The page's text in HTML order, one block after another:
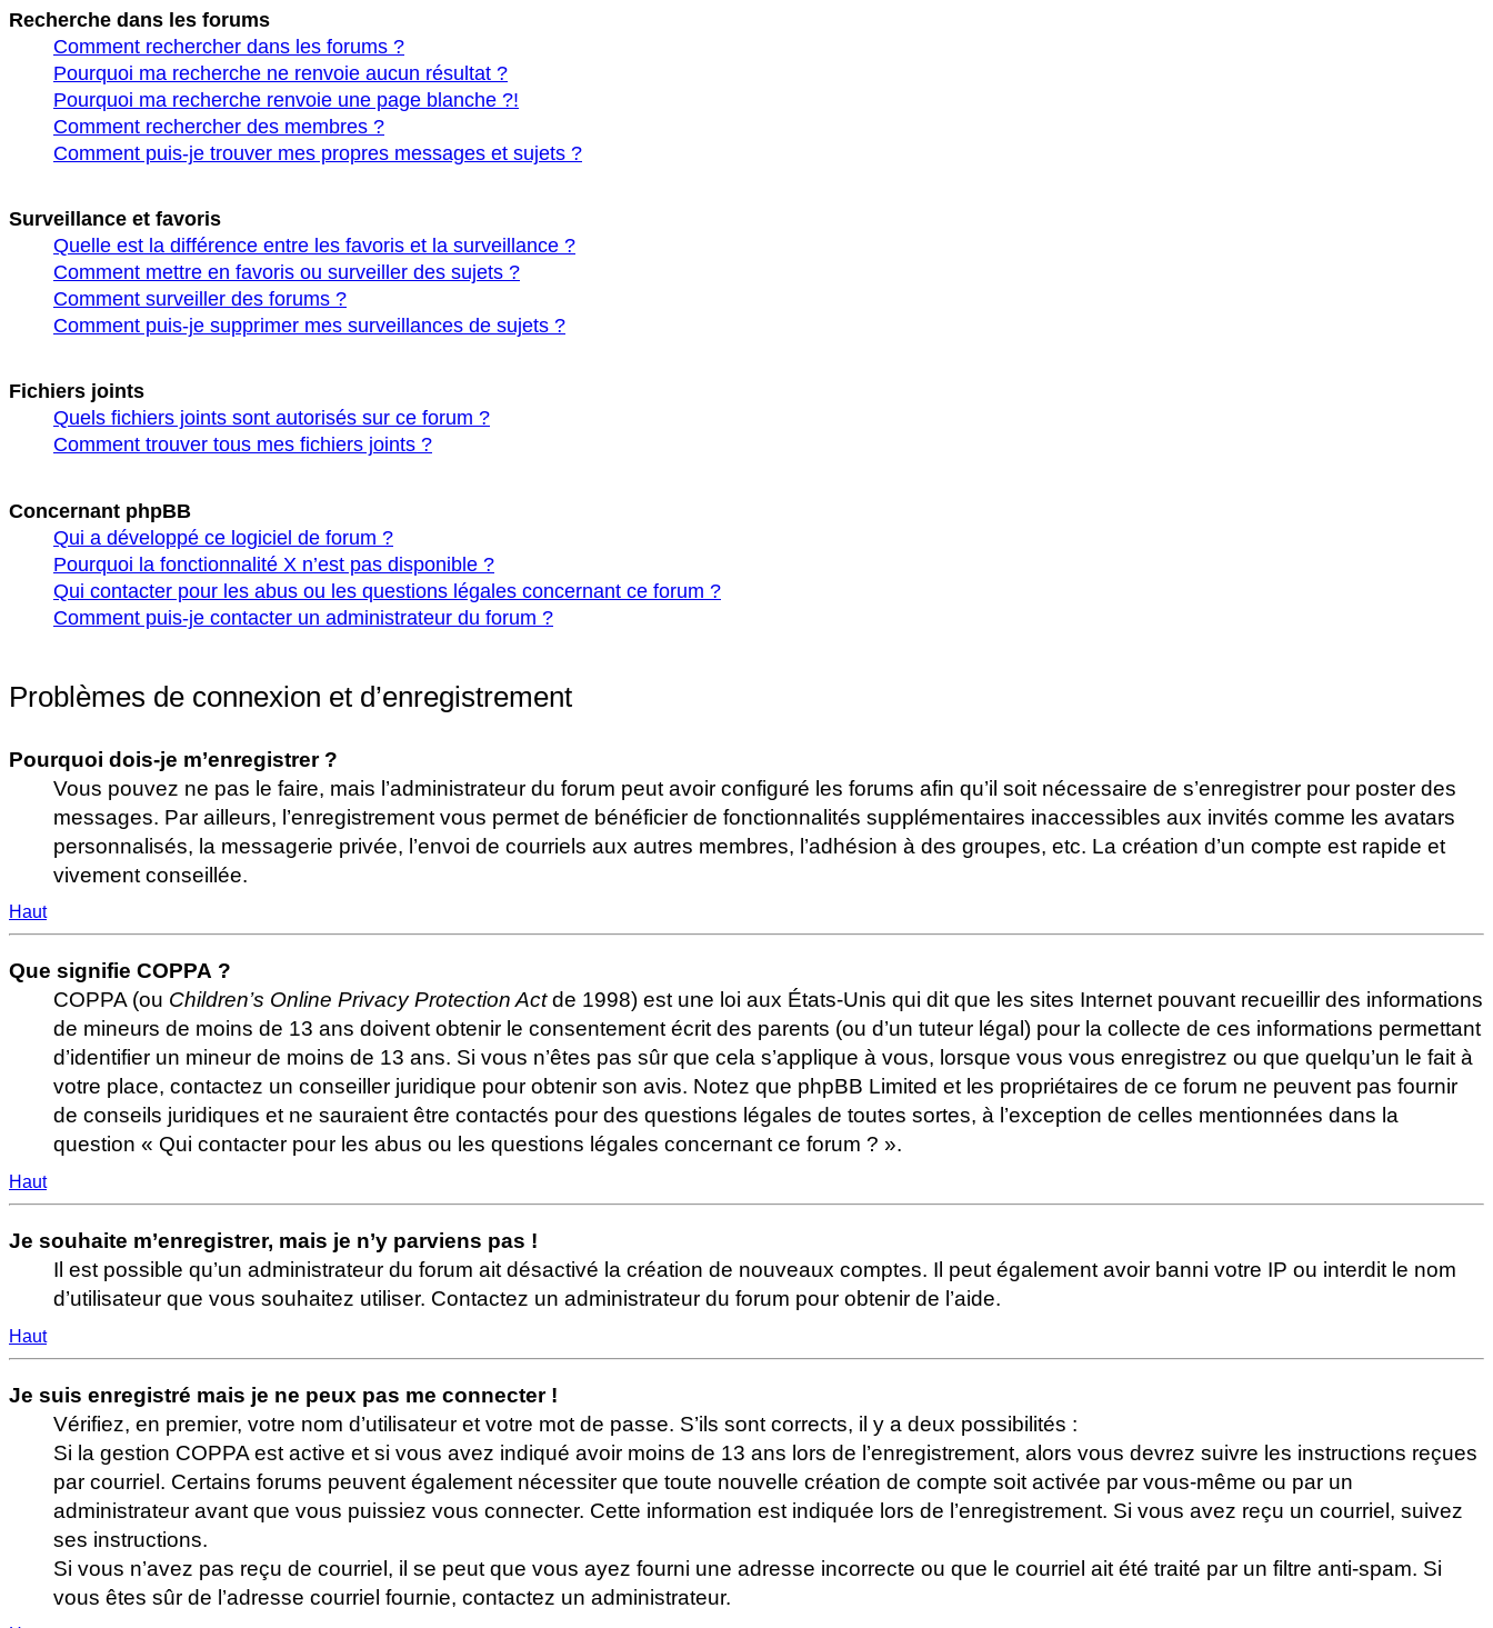
Recherche dans les forums
Comment rechercher dans les forums ?
Pourquoi ma recherche ne renvoie aucun résultat ?
Pourquoi ma recherche renvoie une page blanche ?!
Comment rechercher des membres ?
Comment puis-je trouver mes propres messages et sujets ?
Surveillance et favoris
Quelle est la différence entre les favoris et la surveillance ?
Comment mettre en favoris ou surveiller des sujets ?
Comment surveiller des forums ?
Comment puis-je supprimer mes surveillances de sujets ?
Fichiers joints
Quels fichiers joints sont autorisés sur ce forum ?
Comment trouver tous mes fichiers joints ?
Concernant phpBB
Qui a développé ce logiciel de forum ?
Pourquoi la fonctionnalité X n’est pas disponible ?
Qui contacter pour les abus ou les questions légales concernant ce forum ?
Comment puis-je contacter un administrateur du forum ?
Problèmes de connexion et d’enregistrement
Pourquoi dois-je m’enregistrer ?
Vous pouvez ne pas le faire, mais l’administrateur du forum peut avoir configuré les forums afin qu’il soit nécessaire de s’enregistrer pour poster des
messages. Par ailleurs, l’enregistrement vous permet de bénéficier de fonctionnalités supplémentaires inaccessibles aux invités comme les avatars
personnalisés, la messagerie privée, l’envoi de courriels aux autres membres, l’adhésion à des groupes, etc. La création d’un compte est rapide et
vivement conseillée.
Haut
Que signifie COPPA ?
COPPA (ou Children’s Online Privacy Protection Actde 1998) est une loi aux États-Unis qui dit que les sites Internet pouvant recueillir des informations
de mineurs de moins de 13 ans doivent obtenir le consentement écrit des parents (ou d’un tuteur légal) pour la collecte de ces informations permettant
d’identifier un mineur de moins de 13 ans. Si vous n’êtes pas sûr que cela s’applique à vous, lorsque vous vous enregistrez ou que quelqu’un le fait à
votre place, contactez un conseiller juridique pour obtenir son avis. Notez que phpBB Limited et les propriétaires de ce forum ne peuvent pas fournir
de conseils juridiques et ne sauraient être contactés pour des questions légales de toutes sortes, à l’exception de celles mentionnées dans la
question « Qui contacter pour les abus ou les questions légales concernant ce forum ? ».
Haut
Je souhaite m’enregistrer, mais je n’y parviens pas !
Il est possible qu’un administrateur du forum ait désactivé la création de nouveaux comptes. Il peut également avoir banni votre IP ou interdit le nom
d’utilisateur que vous souhaitez utiliser. Contactez un administrateur du forum pour obtenir de l’aide.
Haut
Je suis enregistré mais je ne peux pas me connecter !
Vérifiez, en premier, votre nom d’utilisateur et votre mot de passe. S’ils sont corrects, il y a deux possibilités :
Si la gestion COPPA est active et si vous avez indiqué avoir moins de 13 ans lors de l’enregistrement, alors vous devrez suivre les instructions reçues
par courriel. Certains forums peuvent également nécessiter que toute nouvelle création de compte soit activée par vous-même ou par un
administrateur avant que vous puissiez vous connecter. Cette information est indiquée lors de l’enregistrement. Si vous avez reçu un courriel, suivez
ses instructions.
Si vous n’avez pas reçu de courriel, il se peut que vous ayez fourni une adresse incorrecte ou que le courriel ait été traité par un filtre anti-spam. Si
vous êtes sûr de l’adresse courriel fournie, contactez un administrateur.